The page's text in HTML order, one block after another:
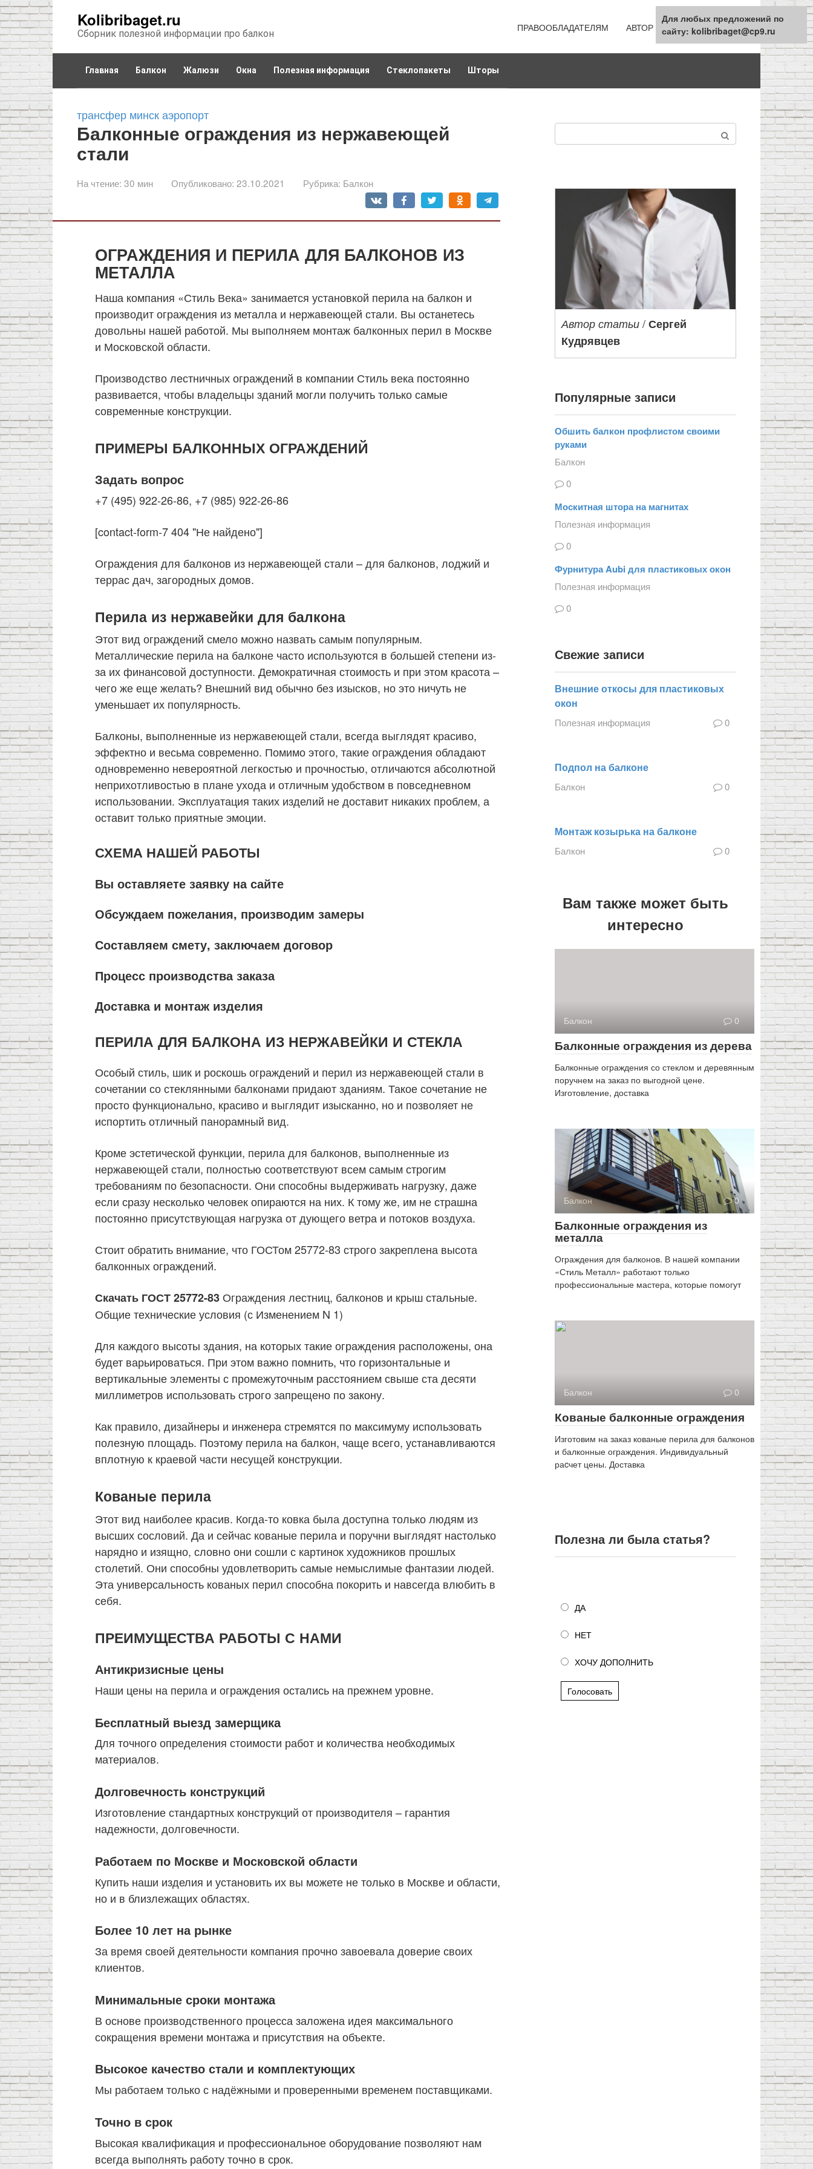
Перейти
к
контенту
Kolibribaget.ru
Сборник полезной информации про балкон
ПРАВООБЛАДАТЕЛЯМ АВТОР КАРТА САЙТА
Главная Балкон Жалюзи Окна Полезная информация Стеклопакеты Шторы
трансфер минск аэропорт
Балконные ограждения из нержавеющей
стали
На чтение: 30 мин Опубликовано: 23.10.2021 Рубрика: Балкон
ОГРАЖДЕНИЯ И ПЕРИЛА ДЛЯ БАЛКОНОВ ИЗ
МЕТАЛЛА
Наша компания «Стиль Века» занимается установкой перила на балкон и
производит ограждения из металла и нержавеющей стали. Вы останетесь
довольны нашей работой. Мы выполняем монтаж балконных перил в Москве
и Московской области.
Производство лестничных ограждений в компании Стиль века постоянно
развивается, чтобы владельцы зданий могли получить только самые
современные конструкции.
ПРИМЕРЫ БАЛКОННЫХ ОГРАЖДЕНИЙ
Задать вопрос
+7 (495) 922-26-86, +7 (985) 922-26-86
[contact-form-7 404 "Не найдено"]
Ограждения для балконов из нержавеющей стали – для балконов, лоджий и
террас дач, загородных домов.
Перила из нержавейки для балкона
Этот вид ограждений смело можно назвать самым популярным.
Металлические перила на балконе часто используются в большей степени из-
за их финансовой доступности. Демократичная стоимость и при этом красота –
чего же еще желать? Внешний вид обычно без изысков, но это ничуть не
уменьшает их популярность.
Балконы, выполненные из нержавеющей стали, всегда выглядят красиво,
эффектно и весьма современно. Помимо этого, такие ограждения обладают
одновременно невероятной легкостью и прочностью, отличаются абсолютной
неприхотливостью в плане ухода и отличным удобством в повседневном
использовании. Эксплуатация таких изделий не доставит никаких проблем, а
оставит только приятные эмоции.
СХЕМА НАШЕЙ РАБОТЫ
Вы оставляете заявку на сайте
Обсуждаем пожелания, производим замеры
Составляем смету, заключаем договор
Процесс производства заказа
Доставка и монтаж изделия
ПЕРИЛА ДЛЯ БАЛКОНА ИЗ НЕРЖАВЕЙКИ И СТЕКЛА
Особый стиль, шик и роскошь ограждений и перил из нержавеющей стали в
сочетании со стеклянными балконами придают зданиям. Такое сочетание не
просто функционально, красиво и выглядит изысканно, но и позволяет не
испортить отличный панорамный вид.
Кроме эстетической функции, перила для балконов, выполненные из
нержавеющей стали, полностью соответствуют всем самым строгим
требованиям по безопасности. Они способны выдерживать нагрузку, даже
если сразу несколько человек опираются на них. К тому же, им не страшна
постоянно присутствующая нагрузка от дующего ветра и потоков воздуха.
Стоит обратить внимание, что ГОСТом 25772-83 строго закреплена высота
балконных ограждений.
Скачать ГОСТ 25772-83 Ограждения лестниц, балконов и крыш стальные.
Общие технические условия (с Изменением N 1)
Для каждого высоты здания, на которых такие ограждения расположены, она
будет варьироваться. При этом важно помнить, что горизонтальные и
вертикальные элементы с промежуточным расстоянием свыше ста десяти
миллиметров использовать строго запрещено по закону.
Как правило, дизайнеры и инженера стремятся по максимуму использовать
полезную площадь. Поэтому перила на балкон, чаще всего, устанавливаются
вплотную к краевой части несущей конструкции.
Кованые перила
Этот вид наиболее красив. Когда-то ковка была доступна только людям из
высших сословий. Да и сейчас кованые перила и поручни выглядят настолько
нарядно и изящно, словно они сошли с картинок художников прошлых
столетий. Они способны удовлетворить самые немыслимые фантазии людей.
Эта универсальность кованых перил способна покорить и навсегда влюбить в
себя.
ПРЕИМУЩЕСТВА РАБОТЫ С НАМИ
Антикризисные цены
Наши цены на перила и ограждения остались на прежнем уровне.
Бесплатный выезд замерщика
Для точного определения стоимости работ и количества необходимых
материалов.
Долговечность конструкций
Изготовление стандартных конструкций от производителя – гарантия
надежности, долговечности.
Работаем по Москве и Московской области
Купить наши изделия и установить их вы можете не только в Москве и области,
но и в близлежащих областях.
Более 10 лет на рынке
За время своей деятельности компания прочно завоевала доверие своих
клиентов.
Минимальные сроки монтажа
В основе производственного процесса заложена идея максимального
сокращения времени монтажа и присутствия на объекте.
Высокое качество стали и комплектующих
Мы работаем только с надёжными и проверенными временем поставщиками.
Точно в срок
Высокая квалификация и профессиональное оборудование позволяют нам
всегда выполнять работу точно в срок.
Автор статьи /Сергей
Кудрявцев
Популярные записи
Обшить балкон профлистом своими
руками
Балкон
0
Москитная штора на магнитах
Полезная информация
0
Фурнитура Aubi для пластиковых окон
Полезная информация
0
Свежие записи
Внешние откосы для пластиковых
окон
Полезная информация 0
Подпол на балконе
Балкон 0
Монтаж козырька на балконе
Балкон 0
Вам также может быть
интересно
Балкон 0
Балконные ограждения из дерева
Балконные ограждения со стеклом и деревянным
поручнем на заказ по выгодной цене.
Изготовление, доставка
Балкон 0
Балконные ограждения из
металла
Ограждения для балконов. В нашей компании
«Стиль Металл» работают только
профессиональные мастера, которые помогут
Балкон 0
Кованые балконные ограждения
Изготовим на заказ кованые перила для балконов
и балконные ограждения. Индивидуальный
раcчет цены. Доставка
Полезна ли была статья?
ДА
НЕТ
ХОЧУ ДОПОЛНИТЬ
Голосовать
Для любых предложений по
сайту: kolibribaget@cp9.ru